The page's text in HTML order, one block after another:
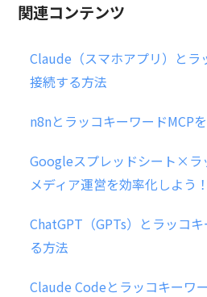
関連コンテンツ
Claude（スマホアプリ）とラ
接続する方法
n8nとラッコキーワードMCP
Googleスプレッドシート×ラ
メディア運営を効率化しよう
ChatGPT（GPTs）とラッコ
る方法
Claude Codeとラッコキーワ